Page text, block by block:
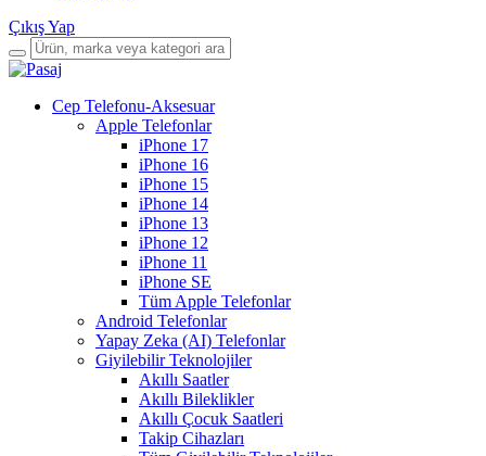
Çıkış Yap
Cep Telefonu-Aksesuar
Apple Telefonlar
iPhone 17
iPhone 16
iPhone 15
iPhone 14
iPhone 13
iPhone 12
iPhone 11
iPhone SE
Tüm Apple Telefonlar
Android Telefonlar
Yapay Zeka (AI) Telefonlar
Giyilebilir Teknolojiler
Akıllı Saatler
Akıllı Bileklikler
Akıllı Çocuk Saatleri
Takip Cihazları